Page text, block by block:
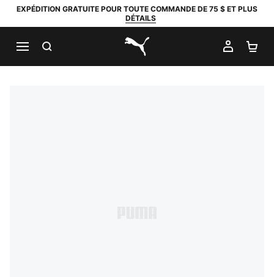
EXPÉDITION GRATUITE POUR TOUTE COMMANDE DE 75 $ ET PLUS
DÉTAILS
PUMA.com
MON